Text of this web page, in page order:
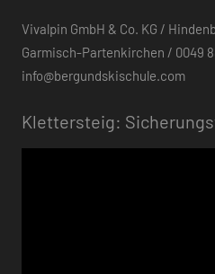
Vivalpin GmbH & Co. KG /
Garmisch-Partenkirchen / 0049
info@bergundskischule.com
Klettersteig: